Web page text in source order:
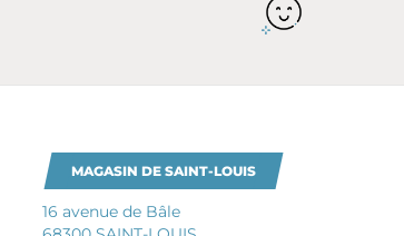
MAGASIN DE SAINT-LOUIS
16 avenue de Bâle